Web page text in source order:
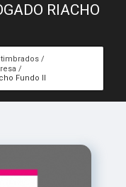
RIACHO
Fundo II